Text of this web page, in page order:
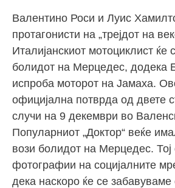
Валентино Роси и Луис
протагонисти на „трејдот на
Италијанскиот мотоциклист ќе
болидот на Мерцедес, додека
испроба моторот на Јамаха.
официјална потврда од двете
случи на 9 декември во
Популарниот „Доктор“ веќе
вози болидот на Мерцедес.
фотографии на социјалните
дека наскоро ќе се забавуваме